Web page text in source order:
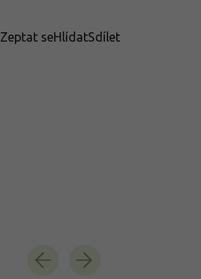
Zeptat seHlídatSdílet